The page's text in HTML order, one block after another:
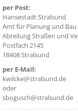
per Post:
Hansestadt Stralsund
Amt für Planung und Bau
Abteilung Straßen und
Postfach 2145
18408 Stralsund
per E-Mail:
kwilcke@stralsund.de
oder
sbogusch@stralsund.de